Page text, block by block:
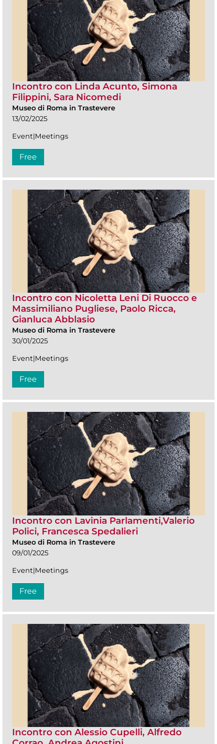
Incontro con Linda Acunto, Simona
Filippini, Sara Nicomedi
Museo di Roma in Trastevere
13/02/2025
Event|Meetings
Free
Incontro con Nicoletta Leni Di Ruocco e
Massimiliano Pugliese, Paolo Ricca,
Gianluca Abblasio
Museo di Roma in Trastevere
30/01/2025
Event|Meetings
Free
Incontro con Lavinia Parlamenti,Valerio
Polici, Francesca Spedalieri
Museo di Roma in Trastevere
09/01/2025
Event|Meetings
Free
Incontro con Alessio Cupelli, Alfredo